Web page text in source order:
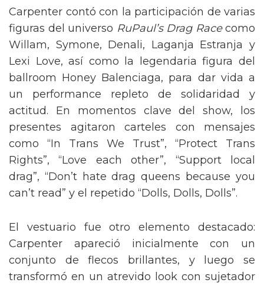
Carpenter contó con la participación de varias
figuras del universo RuPaul’s Drag Racecomo
Willam, Symone, Denali, Laganja Estranja y
Lexi Love, así como la legendaria figura del
ballroom Honey Balenciaga, para dar vida a
un performance repleto de solidaridad y
actitud. En momentos clave del show, los
presentes agitaron carteles con mensajes
como “In Trans We Trust”, “Protect Trans
Rights”, “Love each other”, “Support local
drag”, “Don’t hate drag queens because you
can’t read” y el repetido “Dolls, Dolls, Dolls”.
El vestuario fue otro elemento destacado:
Carpenter apareció inicialmente con un
conjunto de flecos brillantes, y luego se
transformó en un atrevido look con sujetador